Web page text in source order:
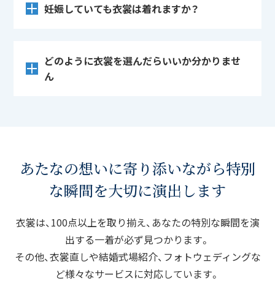
妊娠していても衣裳は着れますか？
どのように衣裳を選んだらいいか分かりませ
ん
あたなの想いに寄り添いながら特別
な瞬間を大切に演出します
衣裳は、100点以上を取り揃え、あなたの特別な瞬間を演
出する一着が必ず見つかります。
その他、衣裳直しや結婚式場紹介、フォトウェディングな
ど様々なサービスに対応しています。